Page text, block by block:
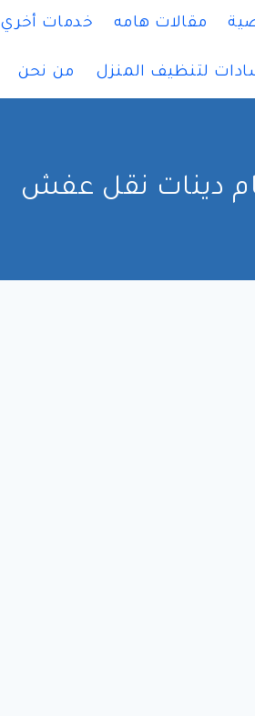
مقالات هامه خدمات أخري
لتنظيف المنزل من نحن
دينات نقل عفش